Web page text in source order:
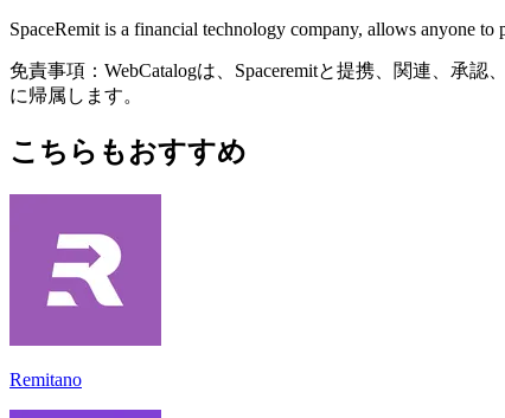
SpaceRemit is a financial technology company, allows anyone
免責事項：WebCatalogは、Spaceremitと提携、関連、承
に帰属します。
こちらもおすすめ
Remitano